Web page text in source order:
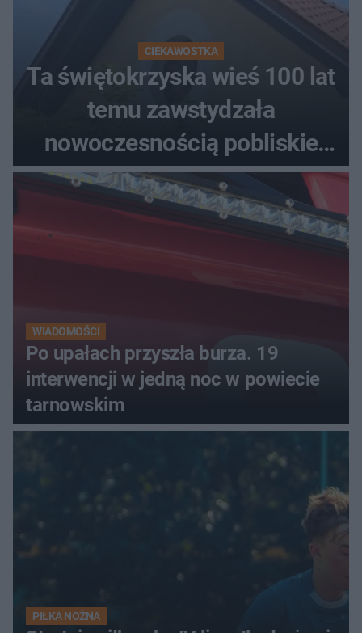
CIEKAWOSTKA
Ta świętokrzyska wieś 100 lat
temu zawstydzała
nowoczesnością pobliskie
miasta. Prąd, telefon i
luksusowa auta
WIADOMOŚCI
Po upałach przyszła burza. 19
interwencji w jedną noc w powiecie
tarnowskim
PIŁKA NOŻNA